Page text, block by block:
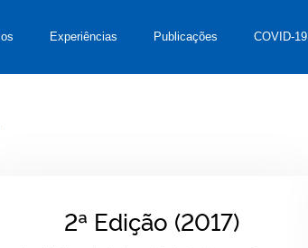
Experiências Publicações COVID-19
2ª Edição (2017)